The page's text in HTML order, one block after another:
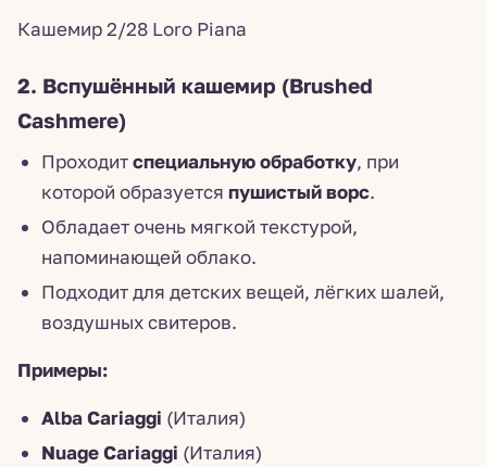
Кашемир 2/28 Loro Piana
2. Вспушённый кашемир (Brushed
Cashmere)
Проходитспециальную обработку, при
которой образуется пушистый ворс.
Обладает очень мягкой текстурой,
напоминающей облако.
Подходит для детских вещей, лёгких шалей,
воздушных свитеров.
Примеры:
Alba Cariaggi (Италия)
Nuage Cariaggi (Италия)